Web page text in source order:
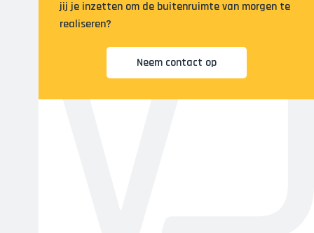
jij je inzetten om de buitenruimte van morgen te
realiseren?
Neem contact op